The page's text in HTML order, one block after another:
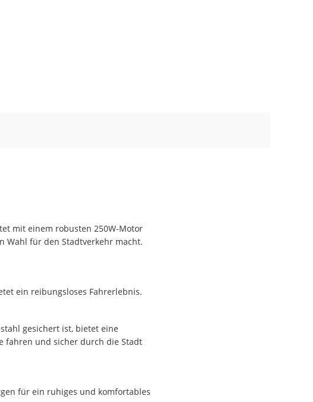
mit einem robusten 250W-Motor
Wahl für den Stadtverkehr macht.
ein reibungsloses Fahrerlebnis.
gesichert ist, bietet eine
fahren und sicher durch die Stadt
für ein ruhiges und komfortables